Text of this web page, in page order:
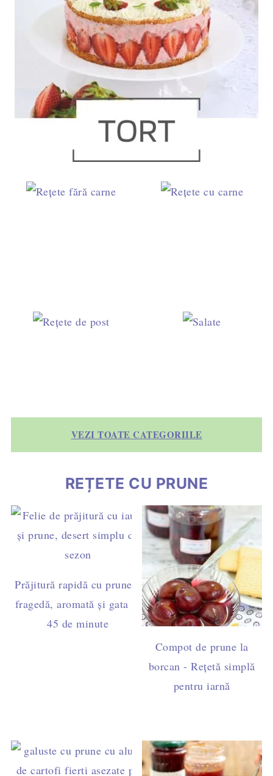
VEZI TOATE CATEGORIILE
REȚETE CU PRUNE
Prăjitură rapidă cu prune –
fragedă, aromată și gata în
45 de minute
Compot de prune la
borcan - Rețetă simplă
pentru iarnă